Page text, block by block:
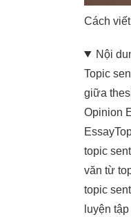
Cách
Nội
Topic
giữa
Opinion
Essay
topic
văn từ
topic
luyện